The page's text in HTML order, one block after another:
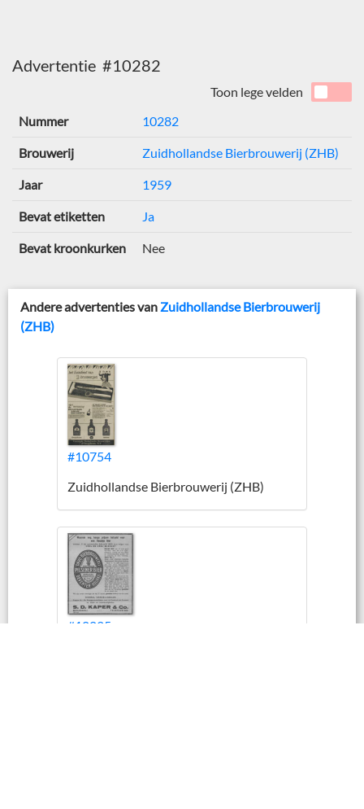
Advertentie #10282
Toon lege velden
Nummer
10282
Brouwerij Zuidhollandse Bierbrouwerij (ZHB)
Jaar 1959
Bevat etiketten Ja
Bevat kroonkurken Nee
Andere advertenties vanZuidhollandse Bierbrouwerij
(ZHB)
#10754
Zuidhollandse Bierbrouwerij (ZHB)
#10025